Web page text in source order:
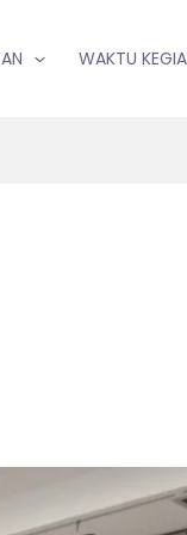
WAKTU